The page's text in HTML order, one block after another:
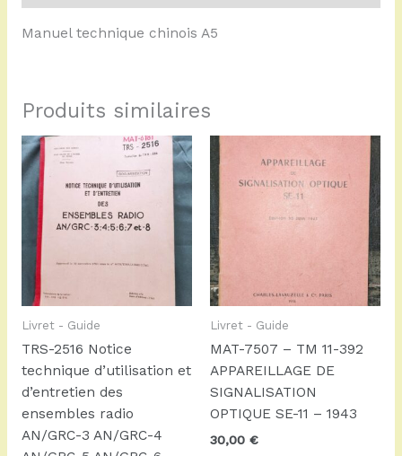
Manuel technique chinois A5
Produits similaires
Livret - Guide
TRS-2516 Notice
technique d’utilisation et
d’entretien des
ensembles radio
AN/GRC-3 AN/GRC-4
Livret - Guide
MAT-7507 – TM 11-392
APPAREILLAGE DE
SIGNALISATION
OPTIQUE SE-11 – 1943
30,00 €